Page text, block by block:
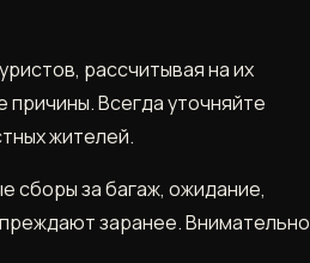
рассчитывая на их
Всегда уточняйте
жителей.
сборы за багаж, ожидание,
заранее. Внимательно